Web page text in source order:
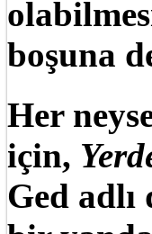
boşuna
Her
için,
Ged